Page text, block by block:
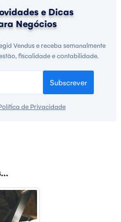
e Dicas
Negócios
Vendus e receba semanalmente
fiscalidade e contabilidade.
Subscrever
de Privacidade